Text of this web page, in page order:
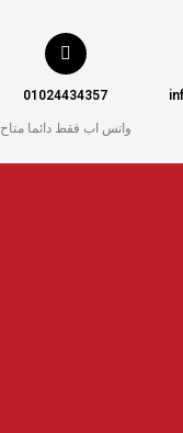
01024434357
واتس اب فقط دائما متاح